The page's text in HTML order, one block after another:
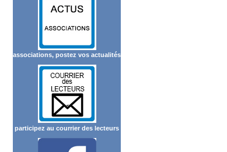
associations, postez vos actualités
participez au courrier des lecteurs